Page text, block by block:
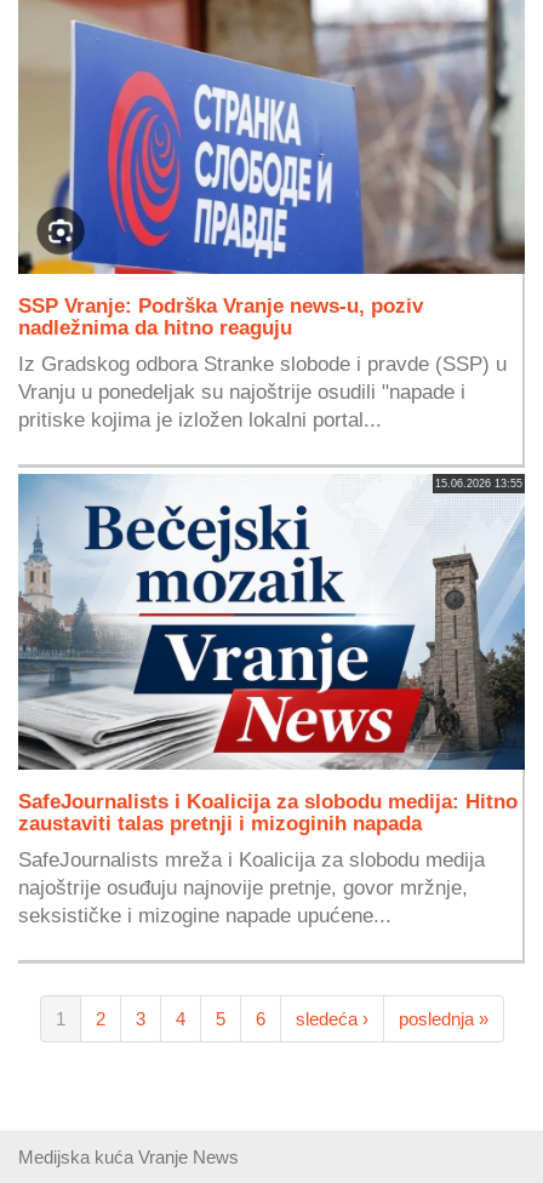
SSP Vranje: Podrška Vranje news-u, poziv
nadležnima da hitno reaguju
Iz Gradskog odbora Stranke slobode i pravde (SSP) u
Vranju u ponedeljak su najoštrije osudili "napade i
pritiske kojima je izložen lokalni portal...
15.06.2026 13:55
SafeJournalists i Koalicija za slobodu medija: Hitno
zaustaviti talas pretnji i mizoginih napada
SafeJournalists mreža i Koalicija za slobodu medija
najoštrije osuđuju najnovije pretnje, govor mržnje,
seksističke i mizogine napade upućene...
1 2 3 4 5 6 sledeća › poslednja »
Medijska kuća Vranje News